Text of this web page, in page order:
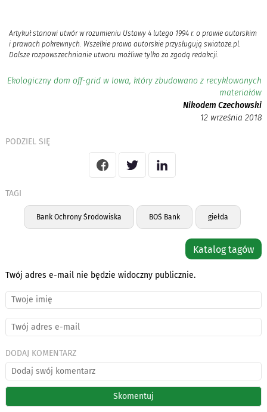
Artykuł stanowi utwór w rozumieniu Ustawy 4 lutego 1994 r. o prawie autorskim
i prawach pokrewnych. Wszelkie prawa autorskie przysługują swiatoze.pl.
Dalsze rozpowszechnianie utworu możliwe tylko za zgodą redakcji.
Ekologiczny dom off-grid w Iowa, który zbudowano z recyklowanych
materiałów
Nikodem Czechowski
12 września 2018
PODZIEL SIĘ
TAGI
Bank Ochrony Środowiska BOŚ Bank giełda
Katalog tagów
Twój adres e-mail nie będzie widoczny publicznie.
DODAJ KOMENTARZ